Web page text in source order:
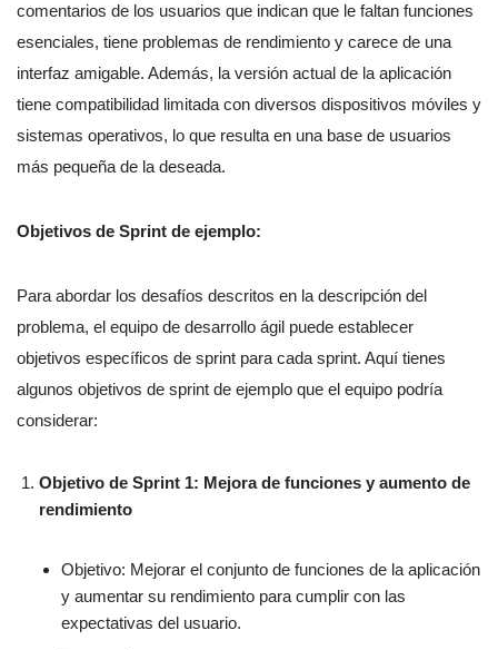
comentarios de los usuarios que indican que le faltan funciones
esenciales, tiene problemas de rendimiento y carece de una
interfaz amigable. Además, la versión actual de la aplicación
tiene compatibilidad limitada con diversos dispositivos móviles y
sistemas operativos, lo que resulta en una base de usuarios
más pequeña de la deseada.
Objetivos de Sprint de ejemplo:
Para abordar los desafíos descritos en la descripción del
problema, el equipo de desarrollo ágil puede establecer
objetivos específicos de sprint para cada sprint. Aquí tienes
algunos objetivos de sprint de ejemplo que el equipo podría
considerar:
Objetivo de Sprint 1: Mejora de funciones y aumento de
rendimiento
Objetivo: Mejorar el conjunto de funciones de la aplicación
y aumentar su rendimiento para cumplir con las
expectativas del usuario.